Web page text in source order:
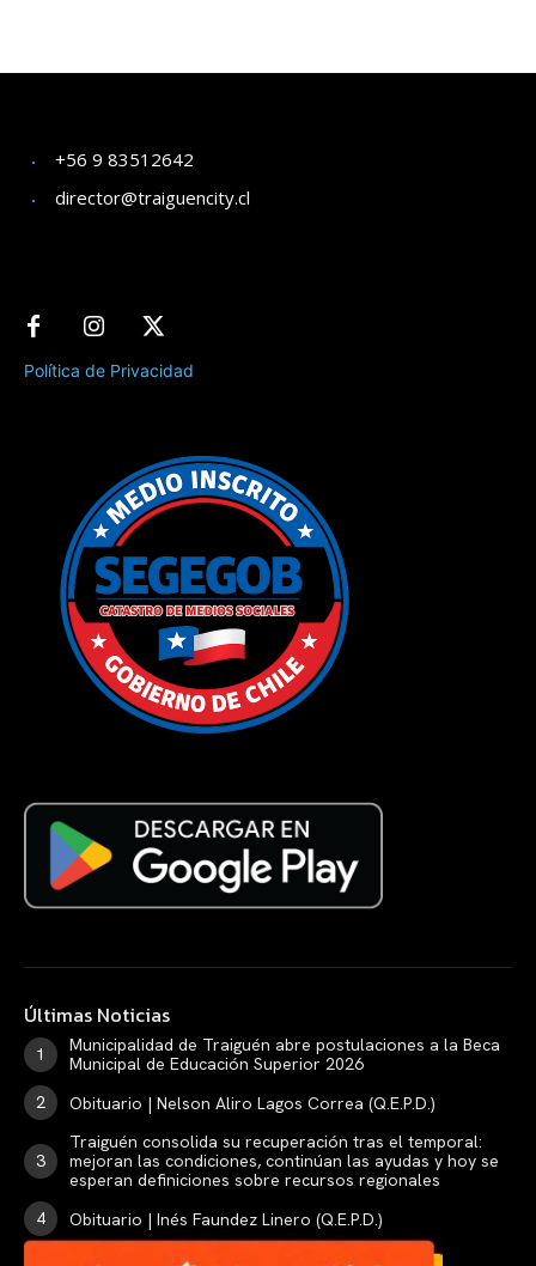
+56 9 83512642
director@traiguencity.cl
Política de Privacidad
Últimas Noticias
Municipalidad de Traiguén abre postulaciones a la Beca
Municipal de Educación Superior 2026
Obituario | Nelson Aliro Lagos Correa (Q.E.P.D.)
Traiguén consolida su recuperación tras el temporal:
mejoran las condiciones, continúan las ayudas y hoy se
esperan definiciones sobre recursos regionales
Obituario | Inés Faundez Linero (Q.E.P.D.)